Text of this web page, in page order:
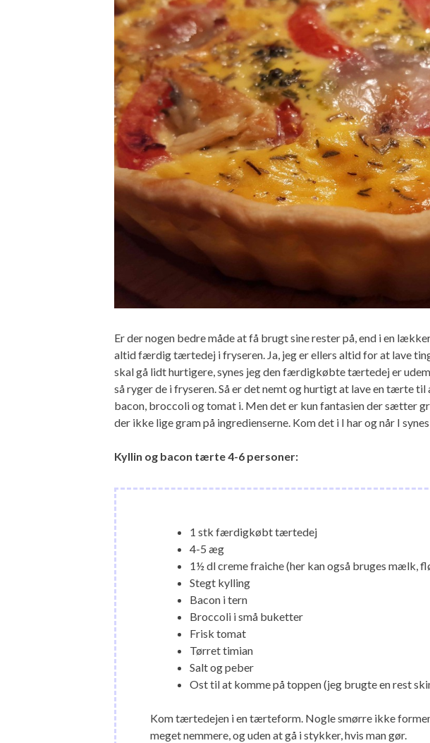
Er der nogen bedre måde at få brugt sine rester på, end i en
altid færdig tærtedej i fryseren. Ja, jeg er ellers altid for at lave
skal gå lidt hurtigere, synes jeg den færdigkøbte tærtedej er
så ryger de i fryseren. Så er det nemt og hurtigt at lave en tærte
bacon, broccoli og tomat i. Men det er kun fantasien der sætter
der ikke lige gram på ingredienserne. Kom det i I har og når I
Kyllin og bacon tærte 4-6 personer:
1 stk færdigkøbt tærtedej
4-5 æg
1½ dl creme fraiche (her kan også bruges mælk,
Stegt kylling
Bacon i tern
Broccoli i små buketter
Frisk tomat
Tørret timian
Salt og peber
Ost til at komme på toppen (jeg brugte en rest
Kom tærtedejen i en tærteform. Nogle smørre ikke
meget nemmere, og uden at gå i stykker, hvis man gør.